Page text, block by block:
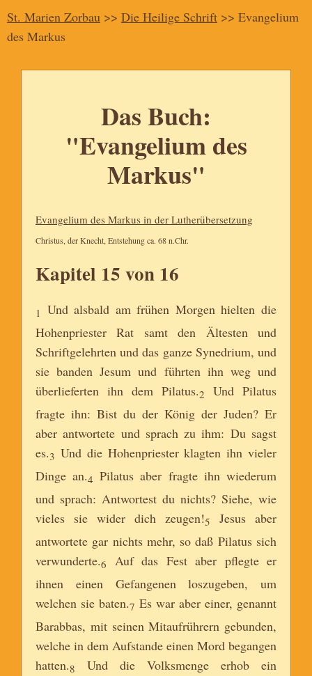
Das Buch:
"Evangelium des
Markus"
Evangelium des Markus in der Lutherübersetzung
Christus, der Knecht, Entstehung ca. 68 n.Chr.
Kapitel 15 von 16
1 Und alsbald am frühen Morgen hielten die
Hohenpriester Rat samt den Ältesten und
Schriftgelehrten und das ganze Synedrium, und
sie banden Jesum und führten ihn weg und
überlieferten ihn dem Pilatus.2
Und Pilatus
fragte ihn: Bist du der König der Juden? Er
aber antwortete und sprach zu ihm: Du sagst
es.3 Und die Hohenpriester klagten ihn vieler
Dinge an.4 Pilatus aber fragte ihn wiederum
und sprach: Antwortest du nichts? Siehe, wie
vieles sie wider dich zeugen!5
Jesus aber
antwortete gar nichts mehr, so daß Pilatus sich
verwunderte.6
Auf das Fest aber pflegte er
ihnen einen Gefangenen loszugeben, um
welchen sie baten.7 Es war aber einer, genannt
Barabbas, mit seinen Mitaufrührern gebunden,
welche in dem Aufstande einen Mord begangen
hatten.8
Und die Volksmenge erhob ein
St. Marien Zorbau >> Die Heilige Schrift >> Evangelium
des Markus